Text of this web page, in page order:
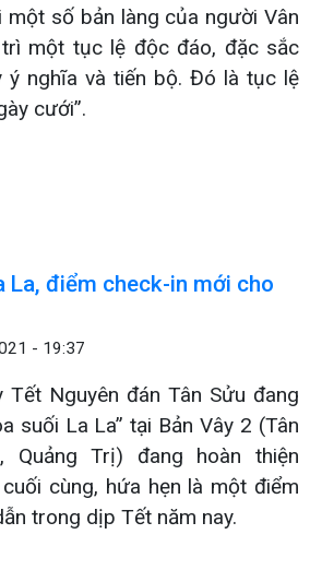
một số bản làng của người Vân
một tục lệ độc đáo, đặc sắc
ý nghĩa và tiến bộ. Đó là tục lệ
cưới”.
La, điểm check-in mới cho
- 19:37
Tết Nguyên đán Tân Sửu đang
suối La La” tại Bản Vây 2 (Tân
Quảng Trị) đang hoàn thiện
cùng, hứa hẹn là một điểm
trong dịp Tết năm nay.